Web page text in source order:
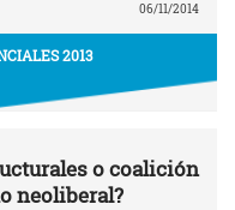
06/11/2014
2013
o coalición
neoliberal?